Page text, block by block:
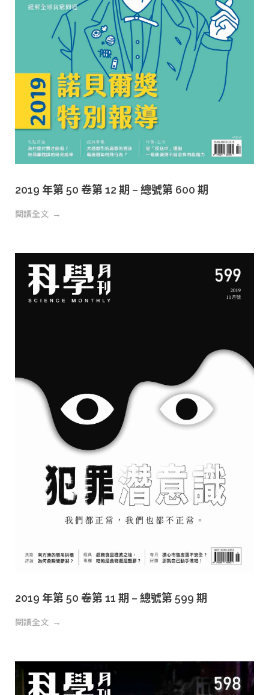
2019 年第 50 卷第 12 期 – 總號第 600 期
閱讀全文
2019 年第 50 卷第 11 期 – 總號第 599 期
閱讀全文